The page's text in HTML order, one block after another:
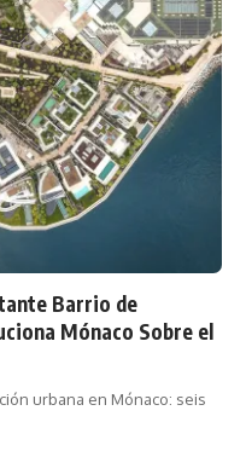
Barrio de
Mónaco Sobre el
urbana en Mónaco: seis